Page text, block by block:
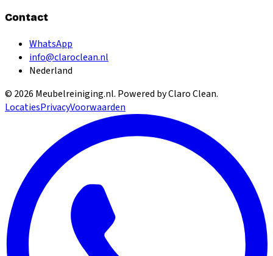
Contact
WhatsApp
info@claroclean.nl
Nederland
© 2026 Meubelreiniging.nl. Powered by Claro Clean.
LocatiesPrivacyVoorwaarden